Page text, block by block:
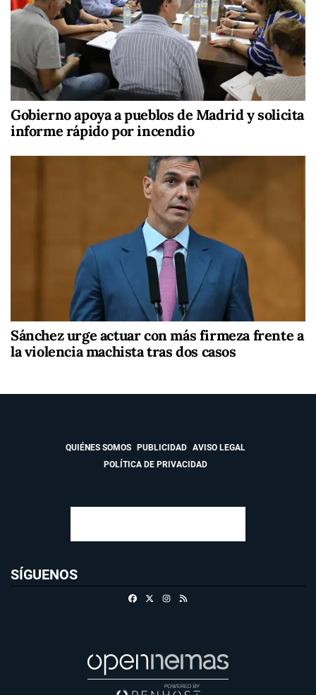
Gobierno apoya a pueblos de Madrid y solicita
informe rápido por incendio
Sánchez urge actuar con más firmeza frente a
la violencia machista tras dos casos
QUIÉNES SOMOS PUBLICIDAD
AVISO LEGAL
POLÍTICA DE PRIVACIDAD
SÍGUENOS
FacebookInstagram